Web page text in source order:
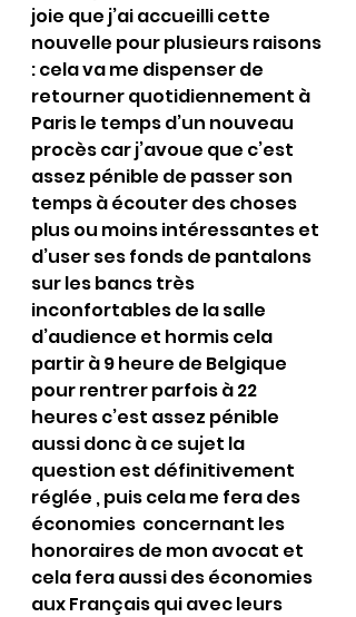
joie que j’ai accueilli cette
nouvelle pour plusieurs raisons
: cela va me dispenser de
retourner quotidiennement à
Paris le temps d’un nouveau
procès car j’avoue que c’est
assez pénible de passer son
temps à écouter des choses
plus ou moins intéressantes et
d’user ses fonds de pantalons
sur les bancs très
inconfortables de la salle
d’audience et hormis cela
partir à 9 heure de Belgique
pour rentrer parfois à 22
heures c’est assez pénible
aussi donc à ce sujet la
question est définitivement
réglée , puis cela me fera des
économies  concernant les
honoraires de mon avocat et
cela fera aussi des économies
aux Français qui avec leurs